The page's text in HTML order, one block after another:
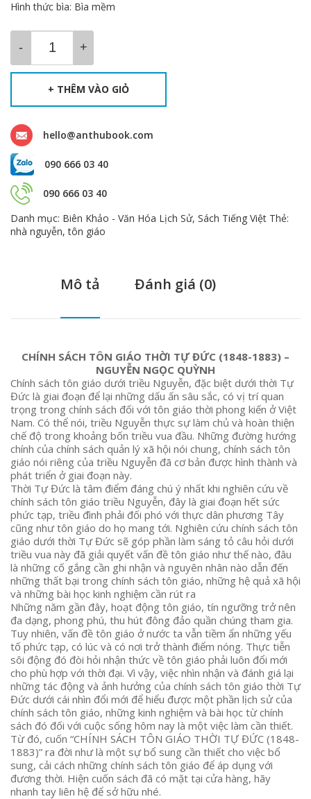
165.000 ₫.
là:
Hình thức bìa: Bìa mềm
+ THÊM VÀO GIỎ
hello@anthubook.com
090 666 03 40
090 666 03 40
Danh mục: Biên Khảo - Văn Hóa Lịch Sử, Sách Tiếng Việt Thẻ:
nhà nguyễn,tôn giáo
Mô tả Đánh giá (0)
CHÍNH SÁCH TÔN GIÁO THỜI TỰ ĐỨC (1848-1883) –
NGUYỄN NGỌC QUỲNH
Chính sách tôn giáo dưới triều Nguyễn, đặc biệt dưới thời Tự
Đức là giai đoạn để lại những dấu ấn sâu sắc, có vị trí quan
trọng trong chính sách đối với tôn giáo thời phong kiến ở Việt
Nam. Có thể nói, triều Nguyễn thực sự làm chủ và hoàn thiện
chế độ trong khoảng bốn triều vua đầu. Những đường hướng
chính của chính sách quản lý xã hội nói chung, chính sách tôn
giáo nói riêng của triều Nguyễn đã cơ bản được hình thành và
phát triển ở giai đoạn này.
Thời Tự Đức là tâm điểm đáng chú ý nhất khi nghiên cứu về
chính sách tôn giáo triều Nguyễn, đây là giai đoạn hết sức
phức tạp, triều đình phải đối phó với thực dân phương Tây
cũng như tôn giáo do họ mang tới. Nghiên cứu chính sách tôn
giáo dưới thời Tự Đức sẽ góp phần làm sáng tỏ câu hỏi dưới
triều vua này đã giải quyết vấn đề tôn giáo như thế nào, đâu
là những cố gắng cần ghi nhận và nguyên nhân nào dẫn đến
những thất bại trong chính sách tôn giáo, những hệ quả xã hội
và những bài học kinh nghiệm cần rút ra
Những năm gần đây, hoạt động tôn giáo, tín ngưỡng trở nên
đa dạng, phong phú, thu hút đông đảo quần chúng tham gia.
Tuy nhiên, vấn đề tôn giáo ở nước ta vẫn tiềm ẩn những yếu
tố phức tạp, có lúc và có nơi trở thành điểm nóng. Thực tiễn
sôi động đó đòi hỏi nhận thức về tôn giáo phải luôn đổi mới
cho phù hợp với thời đại. Vì vậy, việc nhìn nhận và đánh giá lại
những tác động và ảnh hưởng của chính sách tôn giáo thời Tự
Đức dưới cái nhìn đổi mới để hiểu được một phần lịch sử của
chính sách tôn giáo, những kinh nghiệm và bài học từ chính
sách đó đối với cuộc sống hôm nay là một việc làm cần thiết.
Từ đó, cuốn “CHÍNH SÁCH TÔN GIÁO THỜI TỰ ĐỨC (1848-
1883)” ra đời như là một sự bổ sung cần thiết cho việc bổ
sung, cải cách những chính sách tôn giáo để áp dụng với
đương thời. Hiện cuốn sách đã có mặt tại cửa hàng, hãy
nhanh tay liên hệ để sở hữu nhé.